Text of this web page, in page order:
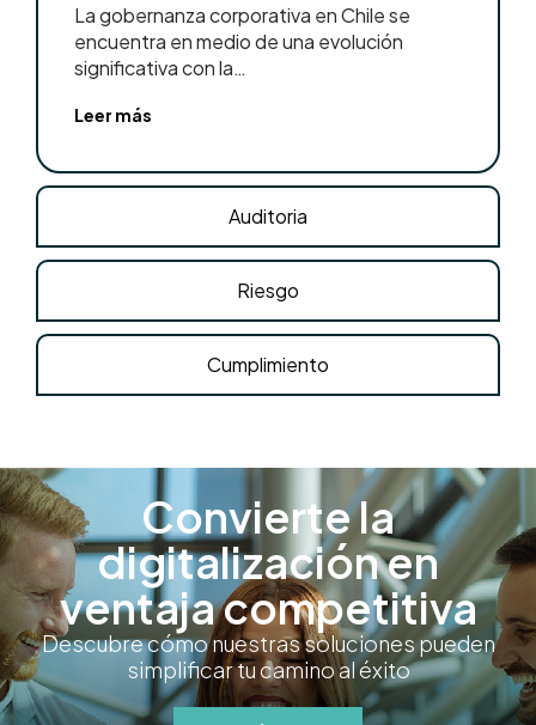
Auditoria
Riesgo
Cumplimiento
La gobernanza corporativa en Chile se
encuentra en medio de una evolución
significativa con la…
Leer más
Convierte la
digitalización en
ventaja competitiva
Descubre cómo nuestras soluciones pueden
simplificar tu camino al éxito